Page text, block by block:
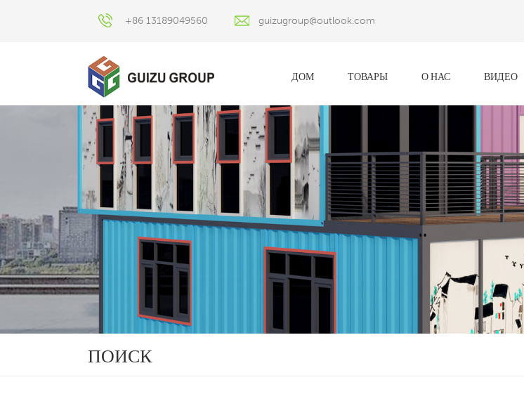
+86 13189049560 guizugroup@outlook.com
ДОМ ТОВАРЫ О НАС ВИДЕО
ПОИСК